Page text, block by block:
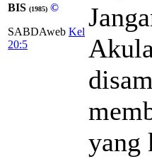
BIS (1985) ©
SABDAweb Kel
20:5
yang